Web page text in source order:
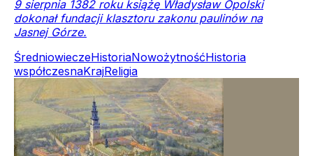
9 sierpnia 1382 roku książę Władysław Opolski
dokonał fundacji klasztoru zakonu paulinów na
Jasnej Górze.
ŚredniowieczeHistoriaNowożytnośćHistoria
współczesnaKrajReligia